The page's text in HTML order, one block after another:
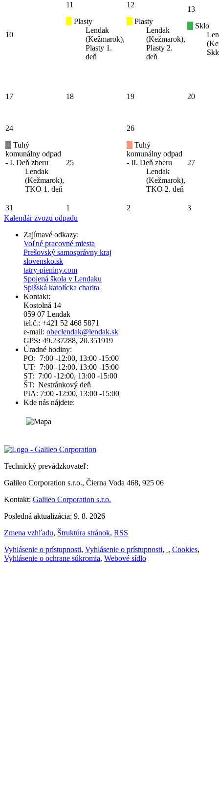
10
11
Plasty
Lendak
(Kežmarok),
Plasty 1.
deň
12
Plasty
Lendak
(Kežmarok),
Plasty 2.
deň
13
Sklo
17 18 19 20
24
Tuhý
komunálny odpad
- I. Deň zberu
Lendak
(Kežmarok),
TKO 1. deň
25
26
Tuhý
komunálny odpad
- II. Deň zberu
Lendak
(Kežmarok),
TKO 2. deň
27
31 1 2
3
Kalendár zvozu odpadu
Zajímavé odkazy:
Voľné pracovné miesta
Prešovský samosprávny kraj
slovensko.sk
tatry-pieniny.com
Spojená škola v Lendaku
Spišská katolícka charita
Kontakt:
Kostolná 14
059 07 Lendak
tel.č.: +421 52 468 5871
e-mail: obeclendak@lendak.sk
GPS: 49.237288, 20.351919
Úradné hodiny:
PO: 7:00 -12:00, 13:00 -15:00
UT: 7:00 -12:00, 13:00 -15:00
ST: 7:00 -12:00, 13:00 -15:00
ŠT: Nestránkový deň
PIA: 7:00 -12:00, 13:00 -15:00
Kde nás nájdete:
Technický prevádzkovateľ:
Galileo Corporation s.r.o., Čierna Voda 468, 925 06
Kontakt: Galileo Corporation s.r.o.
Posledná aktualizácia: 9. 8. 2026
Zmena vzhľadu, Štruktúra stránok, RSS
Vyhlásenie o prístupnosti, Vyhlásenie o prístupnosti, , Cookies,
Vyhlásenie o ochrane súkromia, Webové sídlo